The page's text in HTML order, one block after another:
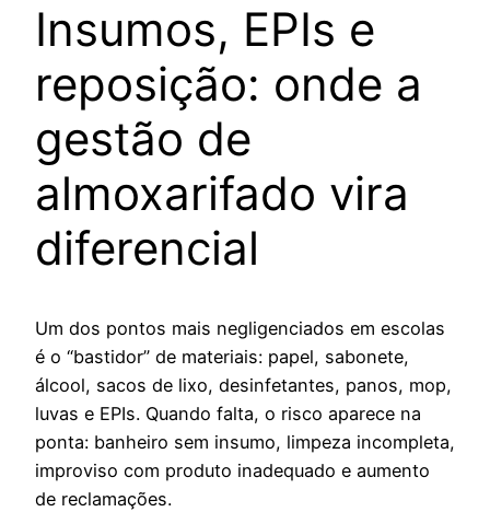
Insumos, EPIs e
reposição: onde a
gestão de
almoxarifado vira
diferencial
Um dos pontos mais negligenciados em escolas
é o “bastidor” de materiais: papel, sabonete,
álcool, sacos de lixo, desinfetantes, panos, mop,
luvas e EPIs. Quando falta, o risco aparece na
ponta: banheiro sem insumo, limpeza incompleta,
improviso com produto inadequado e aumento
de reclamações.